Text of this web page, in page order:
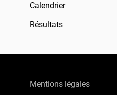
Calendrier
Résultats
Mentions légales